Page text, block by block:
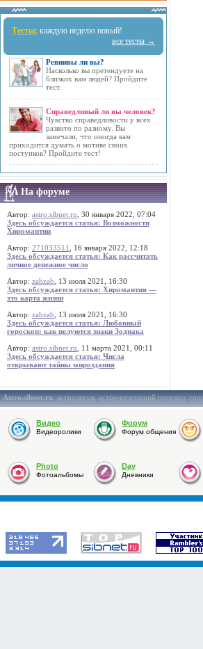
Тесты: каждую неделю новый!
все тесты →
Ревнивы ли вы?
Насколько вы претендуете на
близких вам людей? Пройдите
тест.
Справедливый ли вы человек?
Чувство справедливости у всех
развито по разному. Вы
замечали, что иногда вам
приходится думать о мотиве своих
поступков? Пройдите тест!
На форуме
Автор: astro.sibnet.ru , 30 января 2022, 07:04
Здесь обсуждается статья: Возможности
Хиромантии
Автор: 271033511
, 16 января 2022, 12:18
Здесь обсуждается статья: Как рассчитать
личное денежное число
Автор: zabzab , 13 июля 2021, 16:30
Здесь обсуждается статья: Хиромантия —
это карта жизни
Автор: zabzab , 13 июля 2021, 16:30
Здесь обсуждается статья: Любовный
гороскоп: как целуются знаки Зодиака
Автор: astro.sibnet.ru , 11 марта 2021, 00:11
Здесь обсуждается статья: Числа
открывают тайны мироздания
Astro.sibnet.ru:астрология,астрологический прогноз,
Видео
Видеоролики
Форум
Форум общения
Photo
Фотоальбомы
Day
Дневники